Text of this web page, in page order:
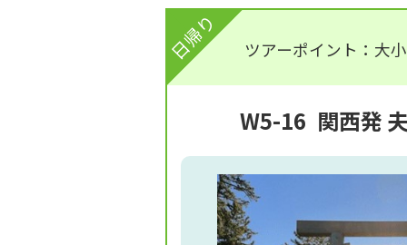
ツアーポイント：大
日帰り
W5-16 関西発